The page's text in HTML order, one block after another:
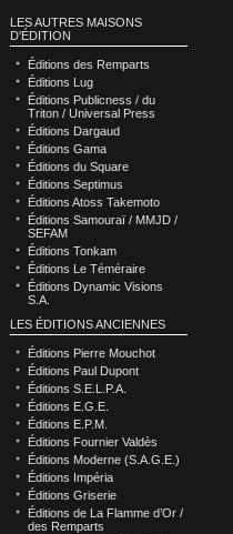
LES AUTRES MAISONS
D'ÉDITION
Éditions des Remparts
Éditions Lug
Éditions Publicness / du
Triton / Universal Press
Éditions Dargaud
Éditions Gama
Éditions du Square
Éditions Septimus
Éditions Atoss Takemoto
Éditions Samouraï / MMJD /
SEFAM
Éditions Tonkam
Éditions Le Téméraire
Éditions Dynamic Visions
S.A.
LES ÉDITIONS ANCIENNES
Éditions Pierre Mouchot
Éditions Paul Dupont
Éditions S.E.L.P.A.
Éditions E.G.E.
Éditions E.P.M.
Éditions Fournier Valdès
Éditions Moderne (S.A.G.E.)
Éditions Impéria
Éditions Griserie
Éditions de La Flamme d’Or /
des Remparts